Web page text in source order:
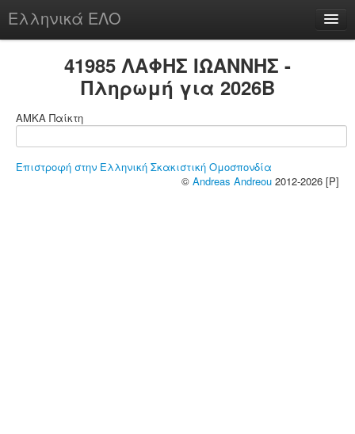
Ελληνικά ΕΛΟ
chesstu.be @ discord
41985 ΛΑΦΗΣ ΙΩΑΝΝΗΣ -
Πληρωμή για 2026B
ΑΜΚΑ Παίκτη
Επιστροφή στην Ελληνική Σκακιστική Ομοσπονδία
© Andreas Andreou 2012-2026 [P]